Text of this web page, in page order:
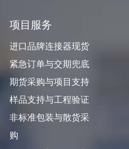
项目服务
进口品牌连接器现货
紧急订单与交期兜底
期货采购与项目支持
样品支持与工程验证
非标准包装与散货采
购